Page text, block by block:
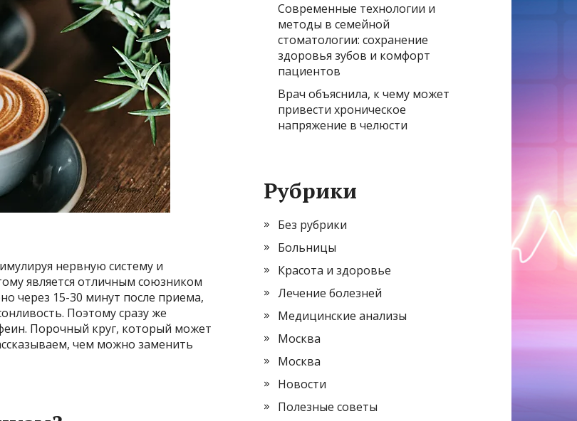
нервную систему и
является отличным союзником
через 15-30 минут после приема,
Поэтому сразу же
Порочный круг, который может
чем можно заменить
Современные технологии и
методы в семейной
стоматологии: сохранение
здоровья зубов и комфорт
пациентов
Врач объяснила, к чему может
привести хроническое
напряжение в челюсти
Рубрики
Без рубрики
Больницы
Красота и здоровье
Лечение болезней
Медицинские анализы
Москва
Москва
Новости
Полезные советы